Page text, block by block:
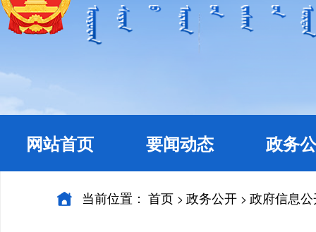
网站首页 要闻动态 政务
当前位置： 首页 > 政务公开 > 政府信息